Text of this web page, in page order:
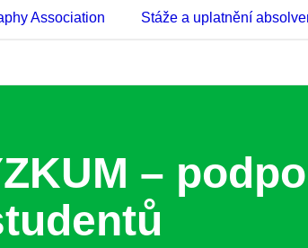
Association Stáže a uplatnění
–